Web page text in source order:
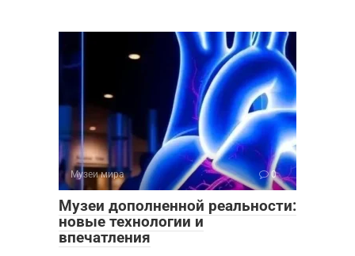
Музеи мира 0
Музеи дополненной реальности:
новые технологии и
впечатления